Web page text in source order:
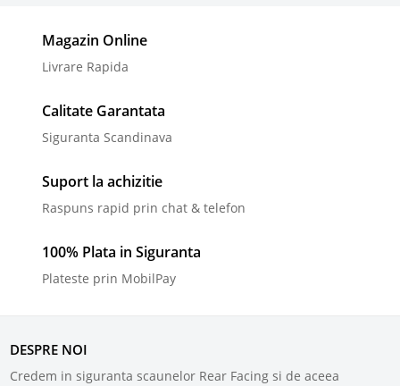
Magazin Online
Livrare Rapida
Calitate Garantata
Siguranta Scandinava
Suport la achizitie
Raspuns rapid prin chat & telefon
100% Plata in Siguranta
Plateste prin MobilPay
DESPRE NOI
Credem in siguranta scaunelor Rear Facing si de aceea